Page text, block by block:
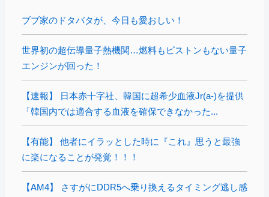
ブブ家のドタバタが、今日も愛おしい！
世界初の超伝導量子熱機関…燃料もピストンもない量子
エンジンが回った！
【速報】 日本赤十字社、韓国に超希少血液Jr(a-)を提供
「韓国内では適合する血液を確保できなかった...
【有能】 他者にイラッとした時に『これ』思うと最強
に楽になることが発覚！！！
【AM4】 さすがにDDR5へ乗り換えるタイミング逃し感